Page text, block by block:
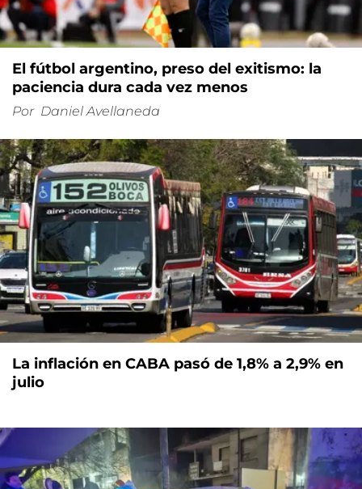
El fútbol argentino, preso del exitismo: la
paciencia dura cada vez menos
Por Daniel Avellaneda
La inflación en CABA pasó de 1,8% a 2,9% en
julio